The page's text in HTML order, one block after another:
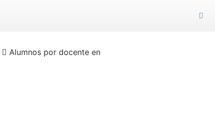
Alumnos por docente en